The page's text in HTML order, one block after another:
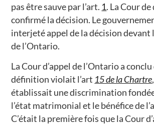
pas être sauve par l’art. 1. La Cour
confirmé la décision. Le
interjeté appel de la décision devant
de l’Ontario.
La Cour d’appel de l’Ontario a conclu
définition violait l’art 15 de la Chartre
établissait une discrimination fondée
l’état matrimonial et le bénéfice de
C’était la première fois que la Cour